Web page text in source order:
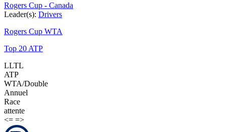
Rogers Cup - Canada
Leader(s): Drivers
Rogers Cup WTA
Top 20 ATP
LLTL
ATP
WTA/Double
Annuel
Race
attente
<= =>